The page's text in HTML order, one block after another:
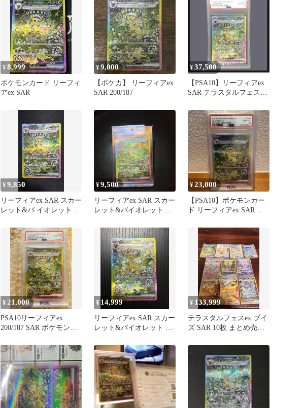
¥8,999
ポケモンカード リーフィ
アex SAR
¥9,000
【ポケカ】 リーフィアex
SAR 200/187
¥37,500
【PSA10】リーフィアex
SAR テラスタルフェスex
¥9,850
リーフィアex SAR スカー
レット&バ イオレット ハ
¥9,500
リーフィアex SAR スカー
レット&バイオレット ハ
タ…
¥23,000
【PSA10】ポケモンカー
ド リーフィアex SAR
¥ 21,000
PSA10リーフィアex
200/187 SAR ポケモンカ
¥ 14,999
リーフィアex SAR スカー
レット&バイオレット ハ
ル
¥ 133,999
テラスタルフェスex ブイ
ズ SAR 10枚 まとめ売り